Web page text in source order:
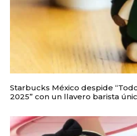
Starbucks México despide
2025” con un llavero barista